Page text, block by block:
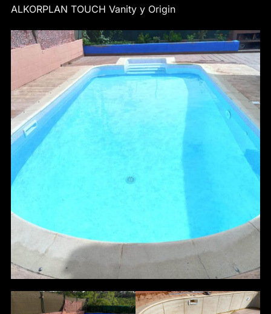
ALKORPLAN TOUCH Vanity y Origin